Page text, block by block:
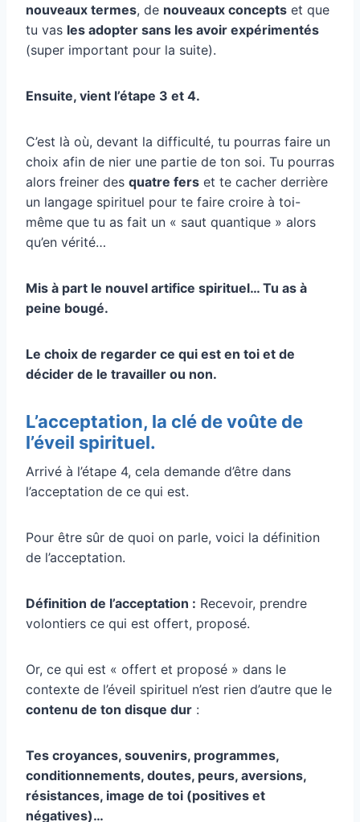
nouveaux termes, de nouveaux concepts et que
tu vas les adopter sans les avoir expérimentés
(super important pour la suite).
Ensuite, vient l’étape 3 et 4.
C’est là où, devant la difficulté, tu pourras faire un
choix afin de nier une partie de ton soi. Tu pourras
alors freiner des quatre fers et te cacher derrière
un langage spirituel pour te faire croire à toi-
même que tu as fait un « saut quantique » alors
qu’en vérité…
Mis à part le nouvel artifice spirituel… Tu as à
peine bougé.
Le choix de regarder ce qui est en toi et de
décider de le travailler ou non.
L’acceptation, la clé de voûte de
l’éveil spirituel.
Arrivé à l’étape 4, cela demande d’être dans
l’acceptation de ce qui est.
Pour être sûr de quoi on parle, voici la définition
de l’acceptation.
Définition de l’acceptation : Recevoir, prendre
volontiers ce qui est offert, proposé.
Or, ce qui est « offert et proposé » dans le
contexte de l’éveil spirituel n’est rien d’autre que le
contenu de ton disque dur :
Tes croyances, souvenirs, programmes,
conditionnements, doutes, peurs, aversions,
résistances, image de toi (positives et
négatives)…